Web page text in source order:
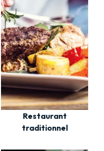
Restaurant
traditionnel